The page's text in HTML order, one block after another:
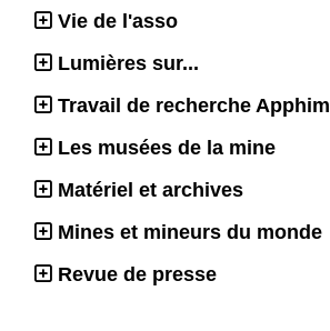
Vie de l'asso
Lumières sur...
Travail de recherche Apphim
Les musées de la mine
Matériel et archives
Mines et mineurs du monde
Revue de presse